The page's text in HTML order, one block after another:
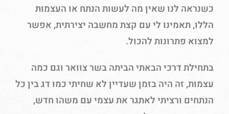
כשנראה לנו שאין מה לעשות הנתח או העצמות
הללו, תאמינו לי עם קצת מחשבה יצירתית, אפשר
למצוא פתרונות להכול.
בתחילת דרכי הבאתי הביתה בשר צוואר וגם כמה
עצמות, זה היה בזמן שעדיין לא שחיתי כמו דג בין כל
הנתחים ורציתי לאתגר את עצמי עם משהו חדש,